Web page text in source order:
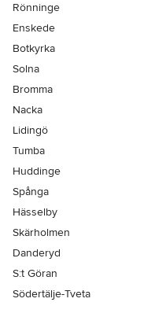
Rönninge
Enskede
Botkyrka
Solna
Bromma
Nacka
Lidingö
Tumba
Huddinge
Spånga
Hässelby
Skärholmen
Danderyd
S:t Göran
Södertälje-Tveta